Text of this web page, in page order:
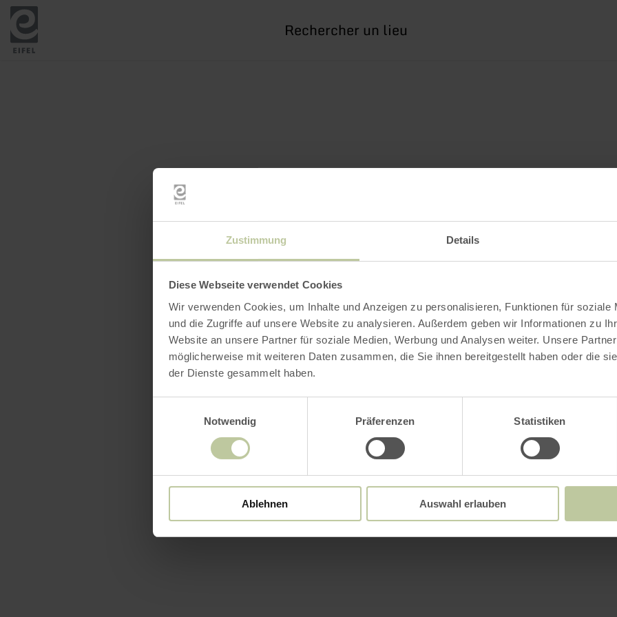
Zustimmung Details
Diese Webseite verwendet Cookies
Wir verwenden Cookies, um Inhalte und Anzeigen zu personalisieren, Funktionen für soziale
und die Zugriffe auf unsere Website zu analysieren. Außerdem geben wir Informationen zu
Website an unsere Partner für soziale Medien, Werbung und Analysen weiter. Unsere
möglicherweise mit weiteren Daten zusammen, die Sie ihnen bereitgestellt haben oder die
der Dienste gesammelt haben.
Notwendig
Präferenzen Statistiken
Ablehnen Auswahl erlauben
recherche